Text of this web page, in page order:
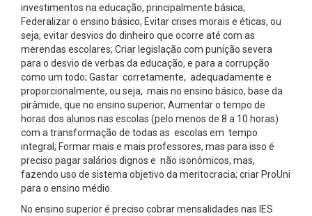
investimentos na educação, principalmente básica;
Federalizar o ensino básico; Evitar crises morais e éticas, ou
seja, evitar desvios do dinheiro que ocorre até com as
merendas escolares; Criar legislação com punição severa
para o desvio de verbas da educação, e para a corrupção
como um todo; Gastar corretamente, adequadamente e
proporcionalmente, ou seja, mais no ensino básico, base da
pirâmide, que no ensino superior; Aumentar o tempo de
horas dos alunos nas escolas (pelo menos de 8 a 10 horas)
com a transformação de todas as escolas em tempo
integral; Formar mais e mais professores, mas para isso é
preciso pagar salários dignos e não isonômicos, mas,
fazendo uso de sistema objetivo da meritocracia; criar ProUni
para o ensino médio.
No ensino superior é preciso cobrar mensalidades nas IES